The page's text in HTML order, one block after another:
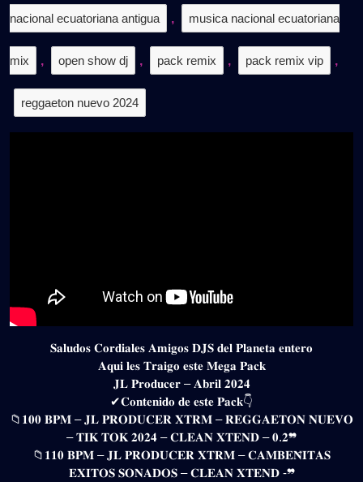
nacional ecuatoriana antigua , musica nacional ecuatoriana
mix , open show dj , pack remix , pack remix vip ,
reggaeton nuevo 2024
𝐒𝐚𝐥𝐮𝐝𝐨𝐬 𝐂𝐨𝐫𝐝𝐢𝐚𝐥𝐞𝐬 𝐀𝐦𝐢𝐠𝐨𝐬 𝐃𝐉𝐒 𝐝𝐞𝐥 𝐏𝐥𝐚𝐧𝐞𝐭𝐚 𝐞𝐧𝐭𝐞𝐫𝐨
𝐀𝐪𝐮𝐢 𝐥𝐞𝐬 𝐓𝐫𝐚𝐢𝐠𝐨 𝐞𝐬𝐭𝐞 𝐌𝐞𝐠𝐚 𝐏𝐚𝐜𝐤
𝐉𝐋 𝐏𝐫𝐨𝐝𝐮𝐜𝐞𝐫 – 𝐀𝐛𝐫𝐢𝐥 𝟐𝟎𝟐𝟒
✔𝐂𝐨𝐧𝐭𝐞𝐧𝐢𝐝𝐨 𝐝𝐞 𝐞𝐬𝐭𝐞 𝐏𝐚𝐜𝐤👇
📁𝟏𝟎𝟎 𝐁𝐏𝐌 – 𝐉𝐋 𝐏𝐑𝐎𝐃𝐔𝐂𝐄𝐑 𝐗𝐓𝐑𝐌 – 𝐑𝐄𝐆𝐆𝐀𝐄𝐓𝐎𝐍 𝐍𝐔𝐄𝐕𝐎
– 𝐓𝐈𝐊 𝐓𝐎𝐊 𝟐𝟎𝟐𝟒 – 𝐂𝐋𝐄𝐀𝐍 𝐗𝐓𝐄𝐍𝐃 – 𝟎.𝟐❞
📁𝟏𝟏𝟎 𝐁𝐏𝐌 – 𝐉𝐋 𝐏𝐑𝐎𝐃𝐔𝐂𝐄𝐑 𝐗𝐓𝐑𝐌 – 𝐂𝐀𝐌𝐁𝐄𝐍̃𝐈𝐓𝐀𝐒
𝐄𝐗𝐈𝐓𝐎𝐒 𝐒𝐎𝐍𝐀𝐃𝐎𝐒 – 𝐂𝐋𝐄𝐀𝐍 𝐗𝐓𝐄𝐍𝐃 -❞